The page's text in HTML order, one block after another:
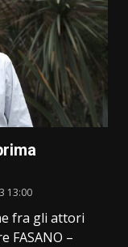
13:00
fra gli attori
FASANO –